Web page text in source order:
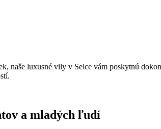
naše luxusné vily v Selce vám poskytnú
a mladých ľudí